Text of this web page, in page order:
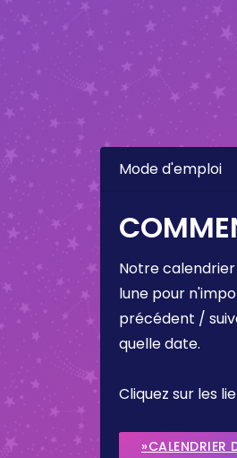
Mode d'emploi
Notre
lune pour
précédent /
quelle date.
Cliquez sur les
»CALENDRIER